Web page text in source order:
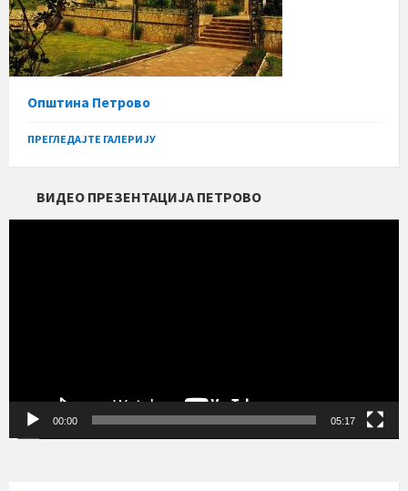
Општина Петрово
ПРЕГЛЕДАЈТЕ ГАЛЕРИЈУ
ВИДЕО ПРЕЗЕНТАЦИЈА ПЕТРОВО
00:00 05:17